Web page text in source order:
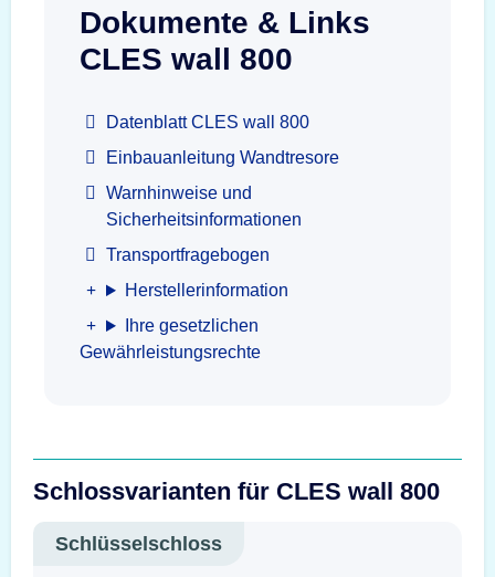
Dokumente & Links
CLES wall 800
Datenblatt CLES wall 800
Einbauanleitung Wandtresore
Warnhinweise und
Sicherheitsinformationen
Transportfragebogen
Herstellerinformation
Ihre gesetzlichen
Gewährleistungsrechte
Schlossvarianten für CLES wall 800
Schlüsselschloss